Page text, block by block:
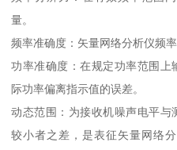
量。
频率准确度：矢量网络分析仪频
功率准确度：在规定功率范围上
际功率偏离指示值的误差。
动态范围：为接收机噪声电平与
较小者之差，是表征矢量网络